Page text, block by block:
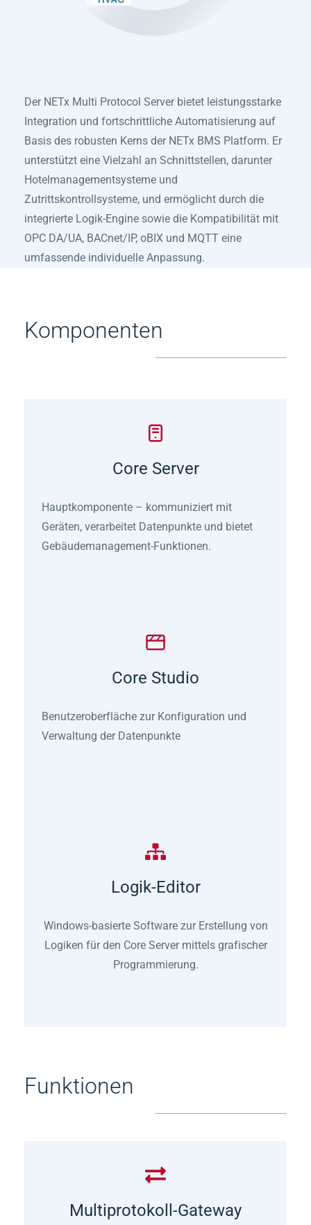
Der NETx Multi Protocol Server bietet leistungsstarke
Integration und fortschrittliche Automatisierung auf
Basis des robusten Kerns der NETx BMS Platform. Er
unterstützt eine Vielzahl an Schnittstellen, darunter
Hotelmanagementsysteme und
Zutrittskontrollsysteme, und ermöglicht durch die
integrierte Logik-Engine sowie die Kompatibilität mit
OPC DA/UA, BACnet/IP, oBIX und MQTT eine
umfassende individuelle Anpassung.
Komponenten
Core Server
Hauptkomponente – kommuniziert mit
Geräten, verarbeitet Datenpunkte und bietet
Gebäudemanagement-Funktionen.
Core Studio
Benutzeroberfläche zur Konfiguration und
Verwaltung der Datenpunkte
Logik-Editor
Windows-basierte Software zur Erstellung von
Logiken für den Core Server mittels grafischer
Programmierung.
Funktionen
Multiprotokoll-Gateway